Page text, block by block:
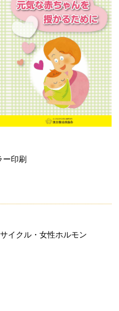
ー印刷
イクル・女性ホルモン